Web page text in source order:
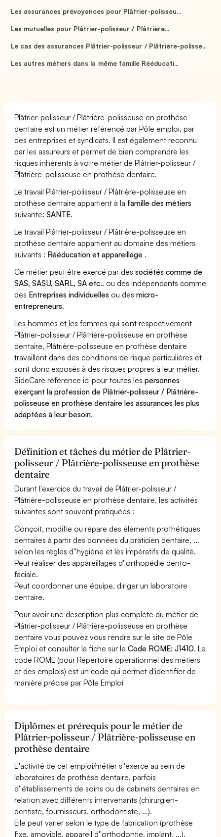
Les assurances prévoyances pour Plâtrier-polisseu...
Les mutuelles pour Plâtrier-polisseur / Plâtrière...
Le cas des assurances Plâtrier-polisseur / Plâtrière-polisse...
Les autres métiers dans la même famille Rééducati...
Plâtrier-polisseur / Plâtrière-polisseuse en prothèse
dentaire est un métier référencé par Pôle emploi, par
des entreprises et syndicats. Il est également reconnu
par les assureurs et permet de bien comprendre les
risques inhérents à votre métier de Plâtrier-polisseur /
Plâtrière-polisseuse en prothèse dentaire.
Le travail Plâtrier-polisseur / Plâtrière-polisseuse en
prothèse dentaire appartient à la famille des métiers
suivante:SANTE.
Le travail Plâtrier-polisseur / Plâtrière-polisseuse en
prothèse dentaire appartient au domaine des métiers
suivants : Rééducation et appareillage .
Ce métier peut être exercé par dessociétés comme de
SAS, SASU, SARL, SA etc.. ou des indépendants comme
des Entreprises individuelles ou desmicro-
entrepreneurs.
Les hommes et les femmes qui sont respectivement
Plâtrier-polisseur / Plâtrière-polisseuse en prothèse
dentaire, Plâtrière-polisseuse en prothèse dentaire
travaillent dans des conditions de risque particulières et
sont donc exposés à des risques propres à leur métier.
SideCare référence ici pour toutes lespersonnes
exerçant la profession de Plâtrier-polisseur / Plâtrière-
polisseuse en prothèse dentaire les assurances les plus
adaptées à leur besoin.
Définition et tâches du métier de Plâtrier-
polisseur / Plâtrière-polisseuse en prothèse
dentaire
Durant l'exercice du travail de Plâtrier-polisseur /
Plâtrière-polisseuse en prothèse dentaire, les activités
suivantes sont souvent pratiquées :
Conçoit, modifie ou répare des éléments prothétiques
dentaires à partir des données du praticien dentaire, ...
selon les règles d''hygiène et les impératifs de qualité.
Peut réaliser des appareillages d''orthopédie dento-
faciale.
Peut coordonner une équipe, diriger un laboratoire
dentaire.
Pour avoir une description plus complète du métier de
Plâtrier-polisseur / Plâtrière-polisseuse en prothèse
dentaire vous pouvez vous rendre sur le site de Pôle
Emploi et consulter la fiche sur leCode ROME: J1410. Le
code ROME (pour Répertoire opérationnel des métiers
et des emplois) est un code qui permet d'identifier de
manière précise par Pôle Emploi
Diplômes et prérequis pour le métier de
Plâtrier-polisseur / Plâtrière-polisseuse en
prothèse dentaire
L''activité de cet emploi/métier s''exerce au sein de
laboratoires de prothèse dentaire, parfois
d''établissements de soins ou de cabinets dentaires en
relation avec différents intervenants (chirurgien-
dentiste, fournisseurs, orthodontiste, ...).
Elle peut varier selon le type de fabrication (prothèse
fixe, amovible, appareil d''orthodontie, implant, ...).